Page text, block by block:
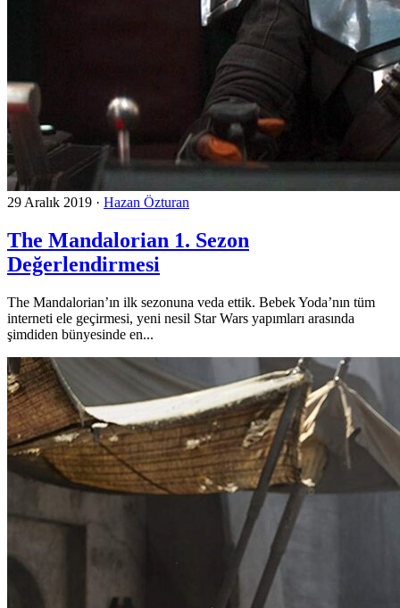
29 Aralık 2019 · Hazan Özturan
The Mandalorian 1. Sezon
Değerlendirmesi
The Mandalorian’ın ilk sezonuna veda ettik. Bebek Yoda’nın tüm
interneti ele geçirmesi, yeni nesil Star Wars yapımları arasında
şimdiden bünyesinde en...